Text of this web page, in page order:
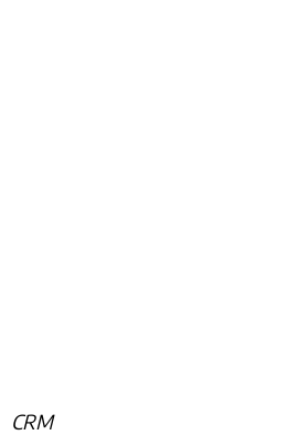
CRM